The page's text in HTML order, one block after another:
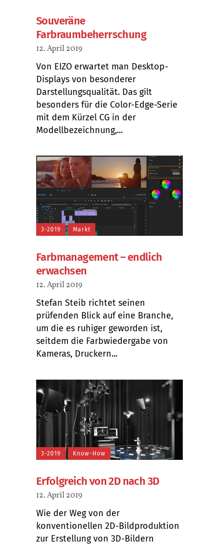
Souveräne
Farbraumbeherrschung
12. April 2019
Von EIZO erwartet man Desktop-
Displays von besonderer
Darstellungsqualität. Das gilt
besonders für die Color-Edge-Serie
mit dem Kürzel CG in der
Modellbezeichnung,...
3-2019 Markt
Farbmanagement – endlich
erwachsen
12. April 2019
Stefan Steib richtet seinen
prüfenden Blick auf eine Branche,
um die es ruhiger geworden ist,
seitdem die Farbwiedergabe von
Kameras, Druckern...
3-2019 Know-How
Erfolgreich von 2D nach 3D
12. April 2019
Wie der Weg von der
konventionellen 2D-Bildproduktion
zur Erstellung von 3D-Bildern